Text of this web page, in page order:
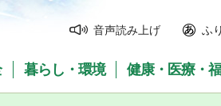
音声読み上げ ふ
暮らし・環境 健康・医療・